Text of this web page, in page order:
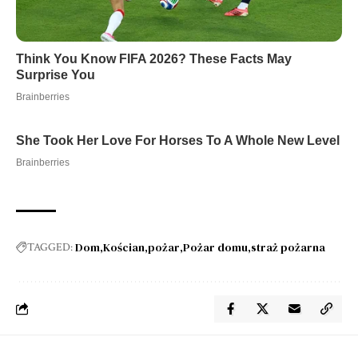
TAGGED:Dom Kościan pożar Pożar domu straż pożarna